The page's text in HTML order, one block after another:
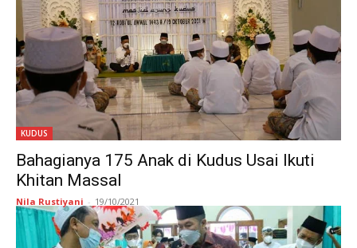
KUDUS
Bahagianya 175 Anak di Kudus Usai Ikuti
Khitan Massal
Nila Rustiyani - 19/10/2021